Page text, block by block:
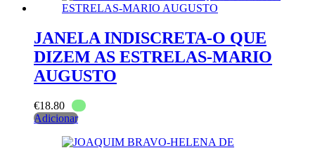
JANELA INDISCRETA-O QUE
DIZEM AS ESTRELAS-MARIO
AUGUSTO
€18.80
Adicionar